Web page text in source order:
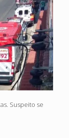
Suspeito se